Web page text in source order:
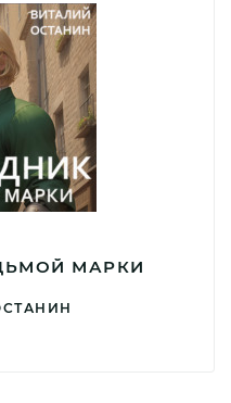
МАРКИ